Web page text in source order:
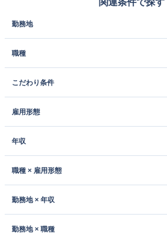
関連条件で探す
勤務地
職種
こだわり条件
雇用形態
年収
職種 × 雇用形態
勤務地 × 年収
勤務地 × 職種